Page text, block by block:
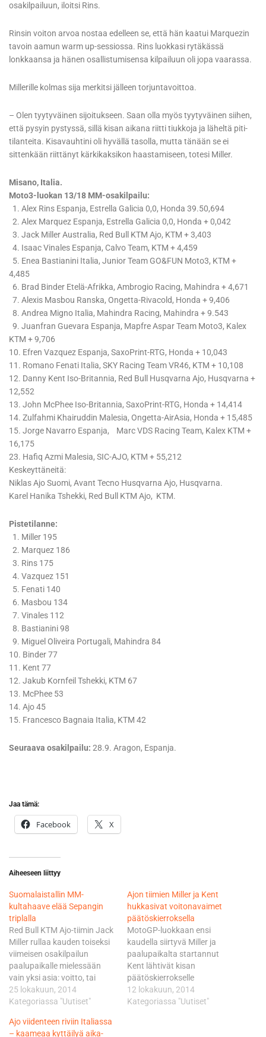
osakilpailuun, iloitsi Rins.
Rinsin voiton arvoa nostaa edelleen se, että hän kaatui Marquezin
tavoin aamun warm up-sessiossa. Rins luokkasi rytäkässä
lonkkaansa ja hänen osallistumisensa kilpailuun oli jopa vaarassa.
Millerille kolmas sija merkitsi jälleen torjuntavoittoa.
– Olen tyytyväinen sijoitukseen. Saan olla myös tyytyväinen siihen,
että pysyin pystyssä, sillä kisan aikana riitti tiukkoja ja läheltä piti-
tilanteita. Kisavauhtini oli hyvällä tasolla, mutta tänään se ei
sittenkään riittänyt kärkikaksikon haastamiseen, totesi Miller.
Misano, Italia.
Moto3-luokan 13/18 MM-osakilpailu:
1. Alex Rins Espanja, Estrella Galicia 0,0, Honda 39.50,694
2. Alex Marquez Espanja, Estrella Galicia 0,0, Honda + 0,042
3. Jack Miller Australia, Red Bull KTM Ajo, KTM + 3,403
4. Isaac Vinales Espanja, Calvo Team, KTM + 4,459
5. Enea Bastianini Italia, Junior Team GO&FUN Moto3, KTM +
4,485
6. Brad Binder Etelä-Afrikka, Ambrogio Racing, Mahindra + 4,671
7. Alexis Masbou Ranska, Ongetta-Rivacold, Honda + 9,406
8. Andrea Migno Italia, Mahindra Racing, Mahindra + 9.543
9. Juanfran Guevara Espanja, Mapfre Aspar Team Moto3, Kalex
KTM + 9,706
10. Efren Vazquez Espanja, SaxoPrint-RTG, Honda + 10,043
11. Romano Fenati Italia, SKY Racing Team VR46, KTM + 10,108
12. Danny Kent Iso-Britannia, Red Bull Husqvarna Ajo, Husqvarna +
12,552
13. John McPhee Iso-Britannia, SaxoPrint-RTG, Honda + 14,414
14. Zulfahmi Khairuddin Malesia, Ongetta-AirAsia, Honda + 15,485
15. Jorge Navarro Espanja, Marc VDS Racing Team, Kalex KTM +
16,175
23. Hafiq Azmi Malesia, SIC-AJO, KTM + 55,212
Keskeyttäneitä:
Niklas Ajo Suomi, Avant Tecno Husqvarna Ajo, Husqvarna.
Karel Hanika Tshekki, Red Bull KTM Ajo, KTM.
Pistetilanne:
1. Miller 195
2. Marquez 186
3. Rins 175
4. Vazquez 151
5. Fenati 140
6. Masbou 134
7. Vinales 112
8. Bastianini 98
9. Miguel Oliveira Portugali, Mahindra 84
10. Binder 77
11. Kent 77
12. Jakub Kornfeil Tshekki, KTM 67
13. McPhee 53
14. Ajo 45
15. Francesco Bagnaia Italia, KTM 42
Seuraava osakilpailu: 28.9. Aragon, Espanja.
Jaa tämä:
Facebook X
Aiheeseen liittyy
Suomalaistallin MM-
kultahaave elää Sepangin
triplalla
Red Bull KTM Ajo-tiimin Jack
Miller rullaa kauden toiseksi
viimeisen osakilpailun
paalupaikalle mielessään
vain yksi asia: voitto, tai
oikeastaan pakkovoitto.
Miller on jäänyt Hondan
espanjalaiskuljettaja Alex
25 lokakuun, 2014
Kategoriassa "Uutiset"
Ajon tiimien Miller ja Kent
hukkasivat voitonavaimet
päätöskierroksella
MotoGP-luokkaan ensi
kaudella siirtyvä Miller ja
paalupaikalta startannut
Kent lähtivät kisan
päätöskierrokselle
kärkipaikat hallussaan
Hondan Alex Marquez
12 lokakuun, 2014
Kategoriassa "Uutiset"
Ajo viidenteen riviin Italiassa
– kaameaa kyttäilyä aika-